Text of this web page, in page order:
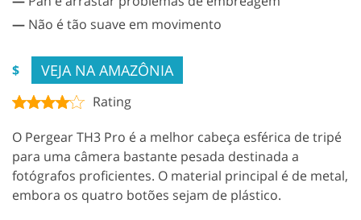
— Não é tão suave em movimento
$ VEJA NA AMAZÔNIA
Rating
O Pergear TH3 Pro é a melhor cabeça esférica de tripé
para uma câmera bastante pesada destinada a
fotógrafos proficientes. O material principal é de metal,
embora os quatro botões sejam de plástico.